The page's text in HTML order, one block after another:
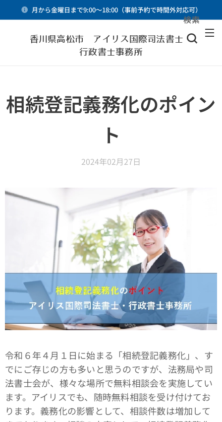
月から金曜日まで9:00～18:00（事前予約で時間外対応可）
香川県高松市 アイリス国際司法書士・
行政書士事務所
検索
相続登記義務化のポイン
ト
2024年02月27日
令和６年４月１日に始まる「相続登記義務化」、す
でにご存じの方も多いと思うのですが、法務局や司
法書士会が、様々な場所で無料相談会を実施してい
ます。アイリスでも、随時無料相談を受け付けてお
ります。義務化の影響として、相談件数は増加して